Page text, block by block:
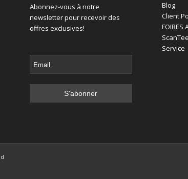
Abonnez-vous à notre
newsletter pour recevoir des
offres exclusives!
Blog
Client
FOIRES
Service